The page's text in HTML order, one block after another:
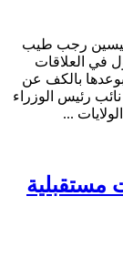
رجب طيب
في العلاقات
بالكف عن
نائب رئيس الوزراء
مستقبلية